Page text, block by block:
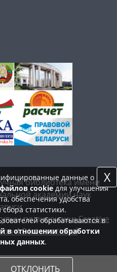
библиотека имени
академии наук
по лицензии:Creative
4.0 International
данные о
файлов cookieдля улучшения
обеспечения удобства
статистики.
обрабатываются в
в отношении обработки
данных.
ОТКЛОНИТЬ
X